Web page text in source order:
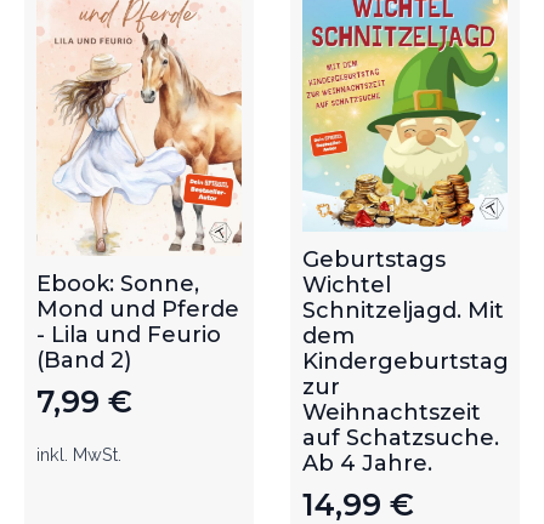
Ebook: Sonne,
Mond und Pferde
- Lila und Feurio
(Band 2)
7,99 €
inkl. MwSt.
Geburtstags
Wichtel
Schnitzeljagd. Mit
dem
Kindergeburtstag
zur
Weihnachtszeit
auf Schatzsuche.
Ab 4 Jahre.
14,99 €